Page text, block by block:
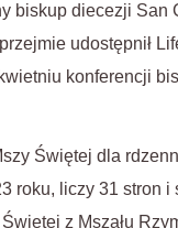
biskup diecezji
udostępnił
konferencji
Świętej dla
roku, liczy 31 stron
z Mszału